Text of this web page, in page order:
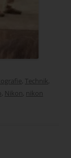
, Technik,
, Nikon, nikon